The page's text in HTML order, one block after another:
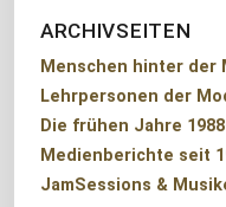
ARCHIVSEITEN
Menschen hinter der
Lehrpersonen der
Die frühen Jahre
Medienberichte seit
JamSessions &